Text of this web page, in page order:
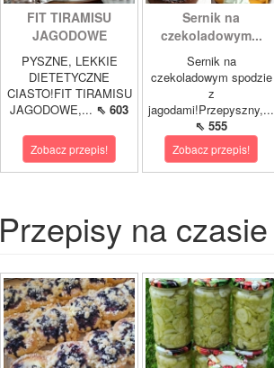
FIT TIRAMISU
JAGODOWE
PYSZNE, LEKKIE
DIETETYCZNE
CIASTO!FIT TIRAMISU
JAGODOWE,... ⇖ 603
Zobacz przepis!
Sernik na
czekoladowym...
Sernik na
czekoladowym spodzie
z
jagodami!Przepyszny,...
⇖ 555
Zobacz przepis!
Przepisy na czasie